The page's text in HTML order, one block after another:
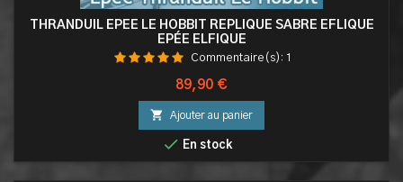
THRANDUIL EPEE LE HOBBIT REPLIQUE SABRE EFLIQUE
EPÉE ELFIQUE
Commentaire(s): 1
Prix
89,90 €
 Ajouter au panier
 En stock